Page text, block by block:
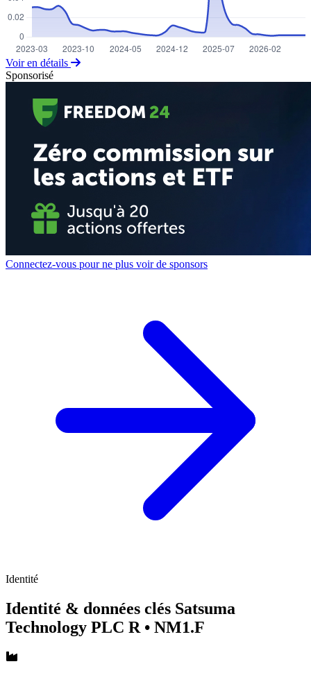
Voir en détails
Sponsorisé
Connectez-vous pour ne plus voir de sponsors
Identité
Identité & données clés Satsuma
Technology PLC R • NM1.F